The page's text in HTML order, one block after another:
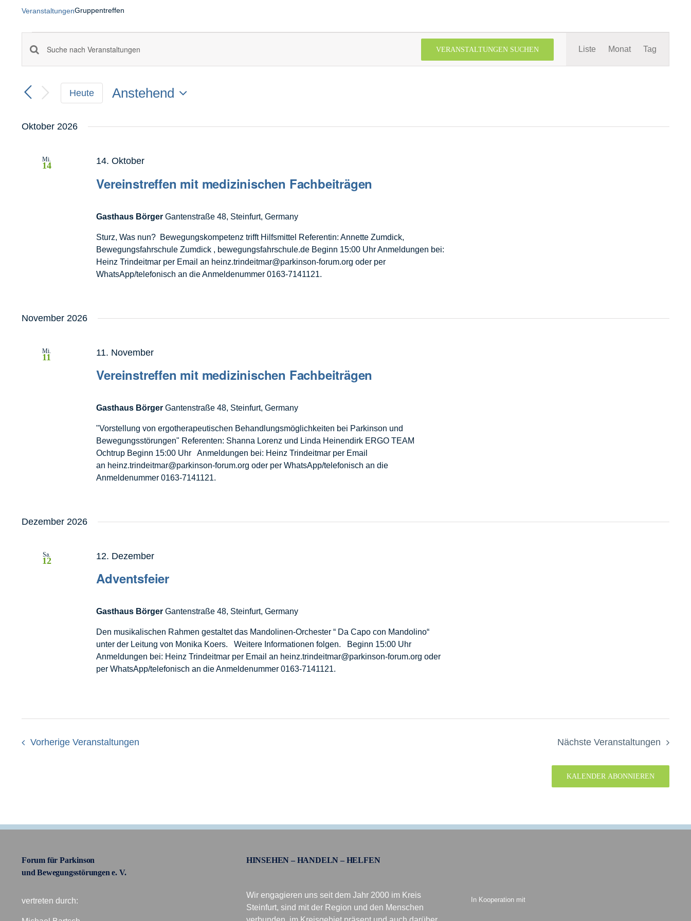
VeranstaltungenGruppentreffen
Veranstaltungen
und
Ansichtennavigation
Geben
Sie
Schlüsselwort.
Veranstaltungen
VERANSTALTUNGEN SUCHEN
Ansichten-
Navigation
Liste Monat Tag
Heute
Anstehend
Oktober 2026
Mi.
14
Vereinstreffen mit medizinischen Fachbeiträgen
14. Oktober
Gasthaus BörgerGantenstraße 48, Steinfurt, Germany
Sturz, Was nun? Bewegungskompetenz trifft Hilfsmittel Referentin: Annette Zumdick,
Bewegungsfahrschule Zumdick , bewegungsfahrschule.de Beginn 15:00 Uhr Anmeldungen bei:
Heinz Trindeitmar per Email an heinz.trindeitmar@parkinson-forum.org oder per
WhatsApp/telefonisch an die Anmeldenummer 0163-7141121.
November 2026
Mi.
11
Vereinstreffen mit medizinischen Fachbeiträgen
11. November
Gasthaus BörgerGantenstraße 48, Steinfurt, Germany
"Vorstellung von ergotherapeutischen Behandlungsmöglichkeiten bei Parkinson und
Bewegungsstörungen" Referenten: Shanna Lorenz und Linda Heinendirk ERGO TEAM
Ochtrup Beginn 15:00 Uhr Anmeldungen bei: Heinz Trindeitmar per Email
an heinz.trindeitmar@parkinson-forum.org oder per WhatsApp/telefonisch an die
Anmeldenummer 0163-7141121.
Dezember 2026
Sa.
12
Adventsfeier
12. Dezember
Gasthaus BörgerGantenstraße 48, Steinfurt, Germany
Den musikalischen Rahmen gestaltet das Mandolinen-Orchester “ Da Capo con Mandolino“
unter der Leitung von Monika Koers. Weitere Informationen folgen. Beginn 15:00 Uhr
Anmeldungen bei: Heinz Trindeitmar per Email an heinz.trindeitmar@parkinson-forum.org oder
per WhatsApp/telefonisch an die Anmeldenummer 0163-7141121.
Vorherige Veranstaltungen NächsteVeranstaltungen
KALENDER ABONNIEREN
Forum für Parkinson
und Bewegungsstörungen e. V.
vertreten durch:
HINSEHEN – HANDELN – HELFEN
Wir engagieren uns seit dem Jahr 2000 im Kreis
Steinfurt, sind mit der Region und den Menschen
In Kooperation mit